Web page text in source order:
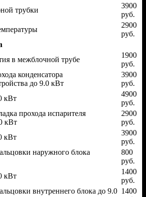
трубки
3900
руб.
2900
руб.
в межблочной трубе
1900
руб.
конденсатора
до 9.0 кВт
3900
руб.
кВт
4900
руб.
прохода испарителя
кВт
2900
руб.
кВт
3900
руб.
наружного блока
800
руб.
кВт
1400
руб.
внутреннего блока до 9.0 1400